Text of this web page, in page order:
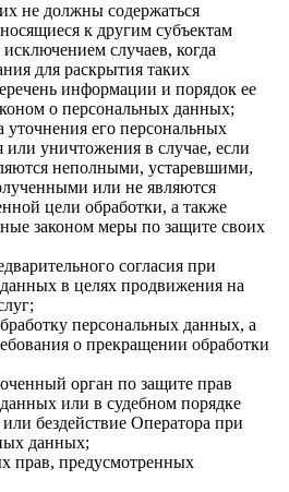
не должны содержаться
к другим субъектам
случаев, когда
для раскрытия таких
информации и порядок ее
о персональных данных;
уточнения его персональных
уничтожения в случае, если
неполными, устаревшими,
или не являются
цели обработки, а также
законом меры по защите своих
согласия при
в целях продвижения на
персональных данных, а
о прекращении обработки
орган по защите прав
или в судебном порядке
бездействие Оператора при
данных;
прав, предусмотренных